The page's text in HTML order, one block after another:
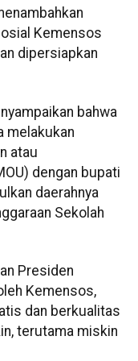
Kemensos
dipersiapkan
bahwa
melakukan
atau
dengan bupati
daerahnya
Sekolah
Presiden
Kemensos,
dan berkualitas
terutama miskin